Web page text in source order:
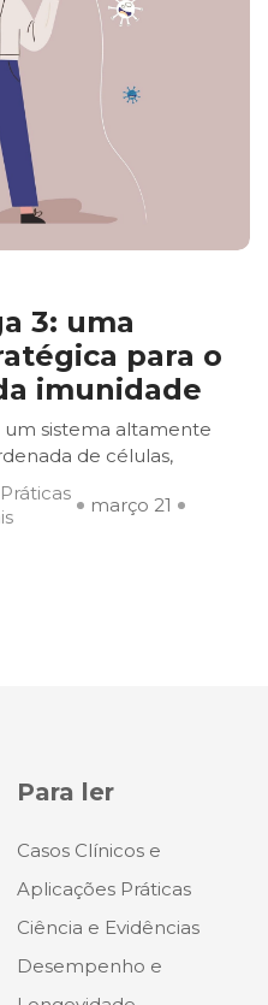
3: uma
para o
imunidade
sistema altamente
de células,
março 21
Para ler
Casos Clínicos e
Aplicações Práticas
Ciência e Evidências
Desempenho e